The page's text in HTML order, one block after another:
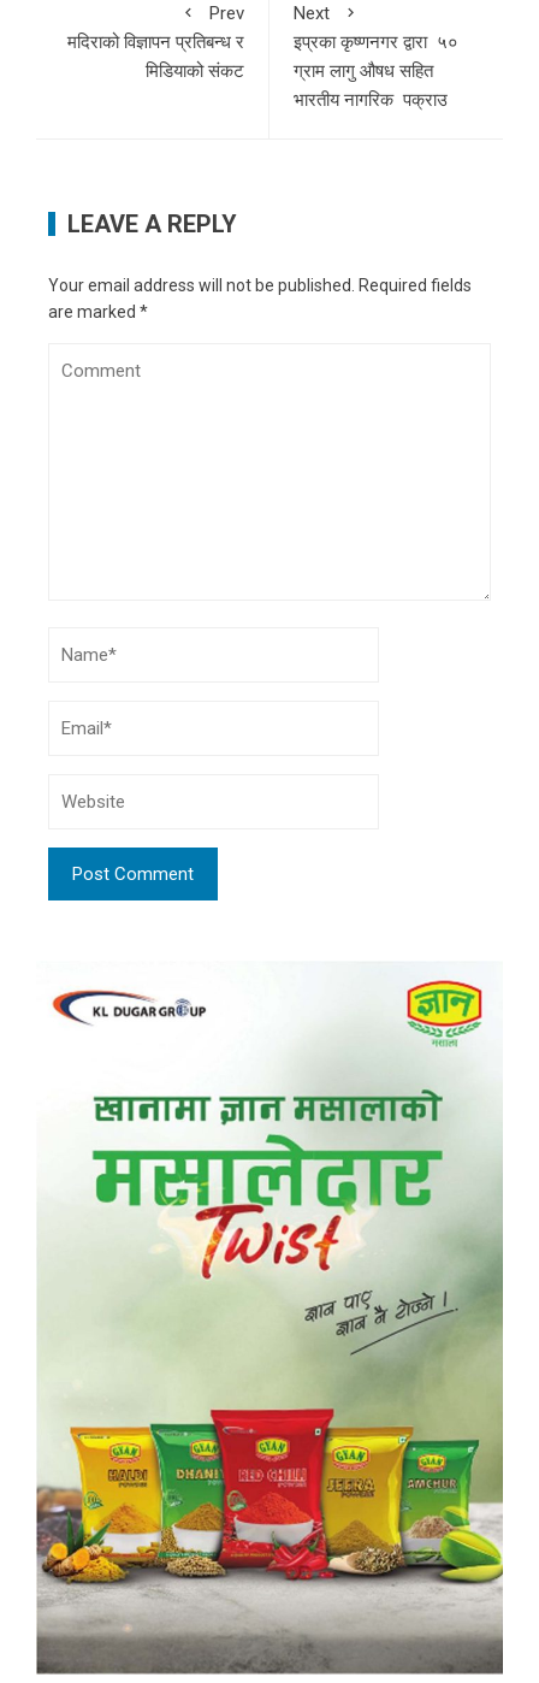
Prev
मदिराको विज्ञापन प्रतिबन्ध र
मिडियाको संकट
Next
इप्रका कृष्णनगर द्वारा ५०
ग्राम लागु औषध सहित
भारतीय नागरिक पक्राउ
LEAVE A REPLY
Your email address will not be published. Required fields
are marked *